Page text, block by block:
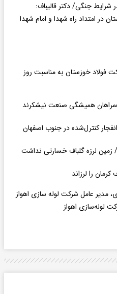
جنگی/ دکتر قالیباف:
در امتداد راه شهدا و امام شهدا
فولاد خوزستان به مناسبت روز
همراهان همیشگی صنعت نیشکرند
کنترل‌شده در جنوب اصفهان
مدیر عامل شرکت لوله سازی اهواز
لوله‌سازی اهواز